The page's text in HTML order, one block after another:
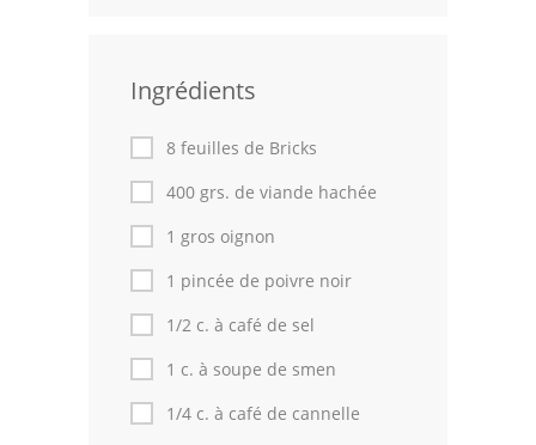
Leçons de cuisine
Fêtes Religieuses
Chefs
Forum
Thèmes
Espace Personnel
Ingrédients
8 feuilles de Bricks
400 grs. de viande hachée
1 gros oignon
1 pincée de poivre noir
1/2 c. à café de sel
1 c. à soupe de smen
1/4 c. à café de cannelle